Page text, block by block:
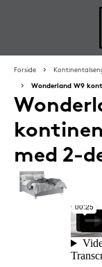
SENG PureCurve
Forside
Wonderland W9
med 2-